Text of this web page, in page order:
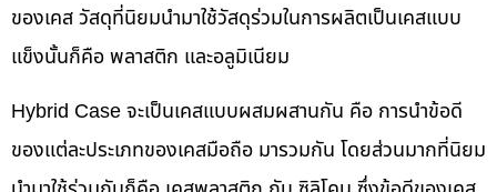
ของเคส วัสดุที่นิยมนำมาใช้วัสดุร่วมในการผลิตเป็นเคสแบบ
แข็งนั้นก็คือ พลาสติก และอลูมิเนียม
Hybrid Case จะเป็นเคสแบบผสมผสานกัน คือ การนำข้อดี
ของแต่ละประเภทของเคสมือถือ มารวมกัน โดยส่วนมากที่นิยม